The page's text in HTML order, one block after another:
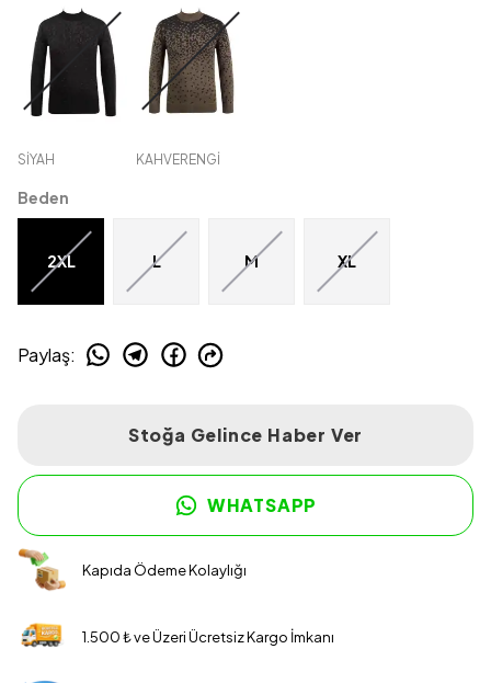
SİYAH KAHVERENGİ
Beden
2XL L M XL
Paylaş:
Stoğa Gelince Haber Ver
WHATSAPP
Kapıda Ödeme Kolaylığı
1.500 ₺ ve Üzeri Ücretsiz Kargo İmkanı